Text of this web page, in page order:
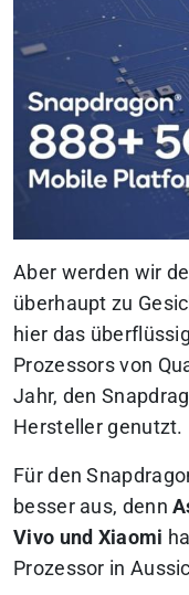
Aber werden wir
überhaupt zu
hier das
Prozessors von
Jahr, den
Hersteller genutzt.
Für den
besser aus, denn
Vivo und Xiaomi
Prozessor in